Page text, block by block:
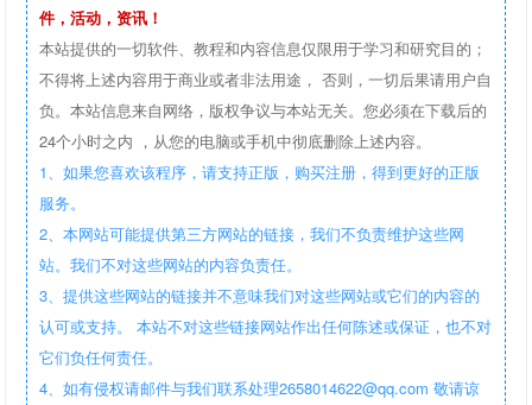
件，活动，资讯！
本站提供的一切软件、教程和内容信息仅限用于学习和研究目的；
不得将上述内容用于商业或者非法用途， 否则，一切后果请用户自
负。本站信息来自网络，版权争议与本站无关。您必须在下载后的
24个小时之内 ，从您的电脑或手机中彻底删除上述内容。
1、如果您喜欢该程序，请支持正版，购买注册，得到更好的正版
服务。
2、本网站可能提供第三方网站的链接，我们不负责维护这些网
站。我们不对这些网站的内容负责任。
3、提供这些网站的链接并不意味我们对这些网站或它们的内容的
认可或支持。 本站不对这些链接网站作出任何陈述或保证，也不对
它们负任何责任。
4、如有侵权请邮件与我们联系处理2658014622@qq.com 敬请谅